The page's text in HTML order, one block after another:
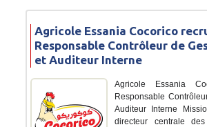
Agricole Essania Cocorico
Responsable Contrôleur de
et Auditeur Interne
Agricole Essania
Responsable
Auditeur Interne
directeur centrale